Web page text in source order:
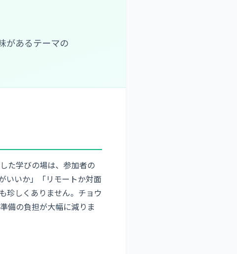
があるテーマの
た学びの場は、参加者の
いいか」「リモートか対面
珍しくありません。チョウ
備の負担が大幅に減りま